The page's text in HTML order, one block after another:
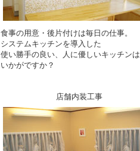
食事の用意・後片付けは毎日の仕事。
システムキッチンを導入した
使い勝手の良い、人に優しいキッチンは
いかがですか？
店舗内装工事